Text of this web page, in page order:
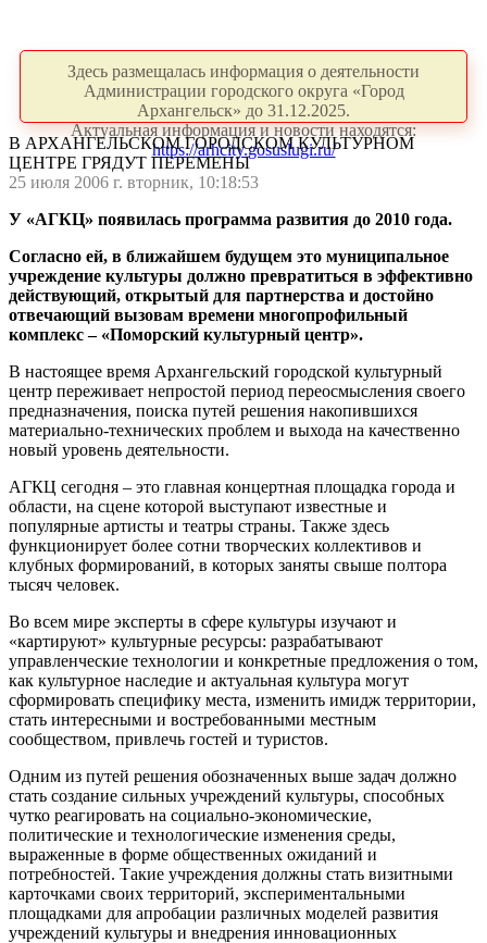
Здесь размещалась информация о деятельности
Администрации городского округа «Город
Архангельск» до 31.12.2025.
Актуальная информация и новости находятся:
https://arhcity.gosuslugi.ru/
В АРХАНГЕЛЬСКОМ ГОРОДСКОМ КУЛЬТУРНОМ
ЦЕНТРЕ ГРЯДУТ ПЕРЕМЕНЫ
25 июля 2006 г. вторник, 10:18:53
У «АГКЦ» появилась программа развития до 2010 года.
Согласно ей, в ближайшем будущем это муниципальное
учреждение культуры должно превратиться в эффективно
действующий, открытый для партнерства и достойно
отвечающий вызовам времени многопрофильный
комплекс – «Поморский культурный центр».
В настоящее время Архангельский городской культурный
центр переживает непростой период переосмысления своего
предназначения, поиска путей решения накопившихся
материально-технических проблем и выхода на качественно
новый уровень деятельности.
АГКЦ сегодня – это главная концертная площадка города и
области, на сцене которой выступают известные и
популярные артисты и театры страны. Также здесь
функционирует более сотни творческих коллективов и
клубных формирований, в которых заняты свыше полтора
тысяч человек.
Во всем мире эксперты в сфере культуры изучают и
«картируют» культурные ресурсы: разрабатывают
управленческие технологии и конкретные предложения о том,
как культурное наследие и актуальная культура могут
сформировать специфику места, изменить имидж территории,
стать интересными и востребованными местным
сообществом, привлечь гостей и туристов.
Одним из путей решения обозначенных выше задач должно
стать создание сильных учреждений культуры, способных
чутко реагировать на социально-экономические,
политические и технологические изменения среды,
выраженные в форме общественных ожиданий и
потребностей. Такие учреждения должны стать визитными
карточками своих территорий, экспериментальными
площадками для апробации различных моделей развития
учреждений культуры и внедрения инновационных